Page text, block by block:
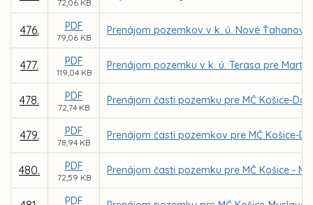
72,06 KB
476. PDF
79,06 KB
Prenájom pozemkov v k. ú. Nové
477. PDF
119,04 KB
Prenájom pozemku v k. ú. Terasa pre
478. PDF
72,74 KB
Prenájom časti pozemku pre MČ Košice-
479. PDF
78,94 KB
Prenájom časti pozemkov pre MČ Košice-
480. PDF
72,59 KB
Prenájom časti pozemku pre MČ Košice -
PDF